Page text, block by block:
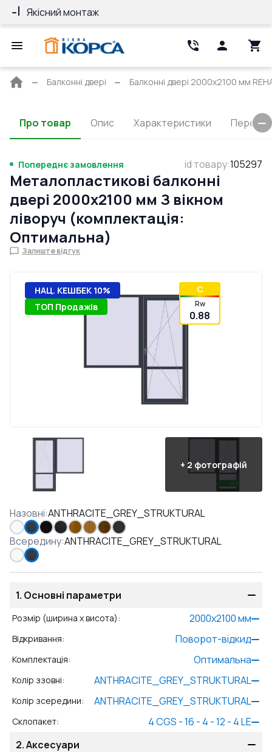
Якісний монтаж
Головна
Балконні двері Балконні двері 2000x2100 мм
Про товар Опис Характеристики
Попереднє замовлення id товару:105297
Металопластикові балконні
двері 2000x2100 мм З вікном
ліворуч (комплектація:
Оптимальна)
Залиште відгук
НАЦ. КЕШБЕК 10%
ТОП Продажів
C
Rw
0.88
+ 2 фотографій
Назовні:ANTHRACITE_GREY_STRUKTURAL
Всередину:ANTHRACITE_GREY_STRUKTURAL
1. Основні параметри
Розмір (ширина x висота): 2000x2100мм
Відкривання: Поворот-відкид
Комплектація: Оптимальна
Колір ззовні: ANTHRACITE_GREY_STRUKTURAL
Колір зсередини: ANTHRACITE_GREY_STRUKTURAL
Склопакет:
4 CGS - 16 - 4 - 12 - 4 LE
2.Аксесуари